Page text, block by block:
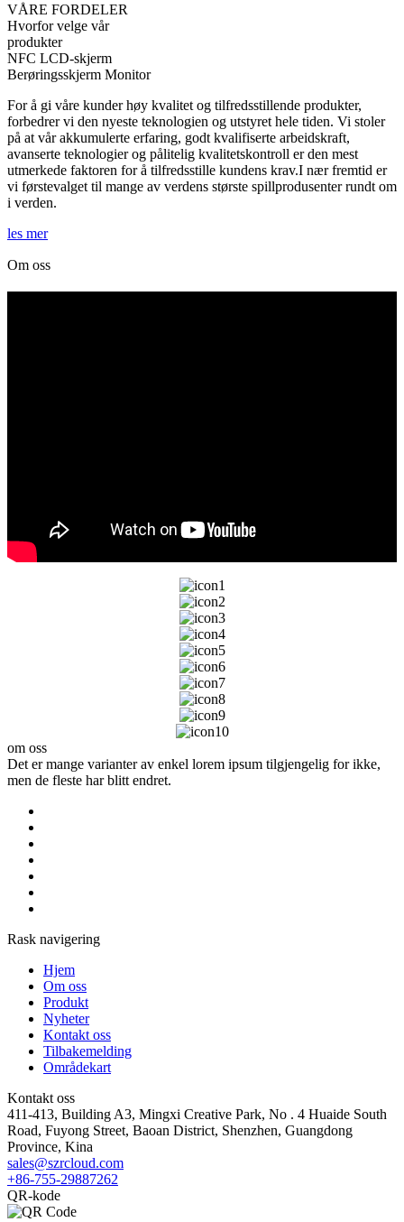
VÅRE FORDELER
Hvorfor velge vår
produkter
NFC LCD-skjerm
Berøringsskjerm Monitor
For å gi våre kunder høy kvalitet og tilfredsstillende produkter,
forbedrer vi den nyeste teknologien og utstyret hele tiden. Vi stoler
på at vår akkumulerte erfaring, godt kvalifiserte arbeidskraft,
avanserte teknologier og pålitelig kvalitetskontroll er den mest
utmerkede faktoren for å tilfredsstille kundens krav.I nær fremtid er
vi førstevalget til mange av verdens største spillprodusenter rundt om
i verden.
les mer
Om oss
om oss
Det er mange varianter av enkel lorem ipsum tilgjengelig for ikke,
men de fleste har blitt endret.
Rask navigering
Hjem
Om oss
Produkt
Nyheter
Kontakt oss
Tilbakemelding
Områdekart
Kontakt oss
411-413, Building A3, Mingxi Creative Park, No . 4 Huaide South
Road, Fuyong Street, Baoan District, Shenzhen, Guangdong
Province, Kina
sales@szrcloud.com
+86-755-29887262
QR-kode